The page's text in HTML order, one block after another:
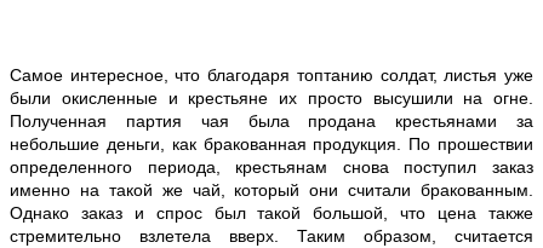
Самое интересное, что благодаря топтанию солдат, листья уже
были окисленные и крестьяне их просто высушили на огне.
Полученная партия чая была продана крестьянами за
небольшие деньги, как бракованная продукция. По прошествии
определенного периода, крестьянам снова поступил заказ
именно на такой же чай, который они считали бракованным.
Однако заказ и спрос был такой большой, что цена также
стремительно взлетела вверх. Таким образом, считается